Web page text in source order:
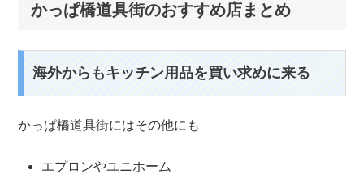
かっぱ橋道具街のおすすめ店まとめ
海外からもキッチン用品を買い求めに来る
かっぱ橋道具街にはその他にも
エプロンやユニホーム